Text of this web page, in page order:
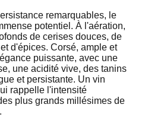
remarquables, le
potentiel. À l'aération,
de cerises douces, de
d'épices. Corsé, ample et
puissante, avec une
une acidité vive, des tanins
et persistante. Un vin
rappelle l'intensité
plus grands millésimes de